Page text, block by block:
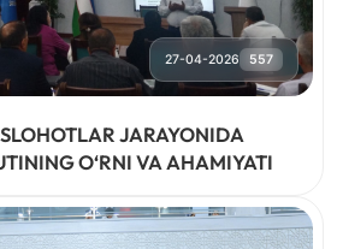
27-04-2026 557
JARAYONIDA
O‘RNI VA AHAMIYATI